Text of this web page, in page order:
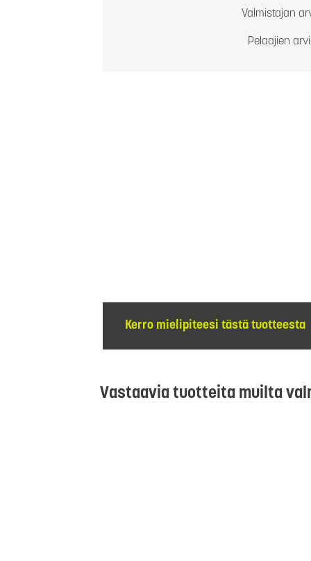
Valmistajan
Pelaajien
Kerro mielipiteesi tästä tuotteesta
Vastaavia tuotteita muilta